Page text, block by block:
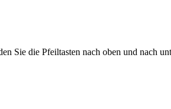
Sie die Pfeiltasten nach oben und nach